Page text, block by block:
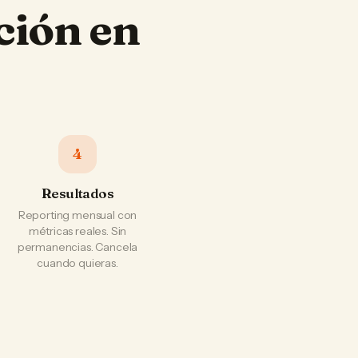
en
4
Resultados
Reporting mensual con
métricas reales. Sin
permanencias. Cancela
cuando quieras.